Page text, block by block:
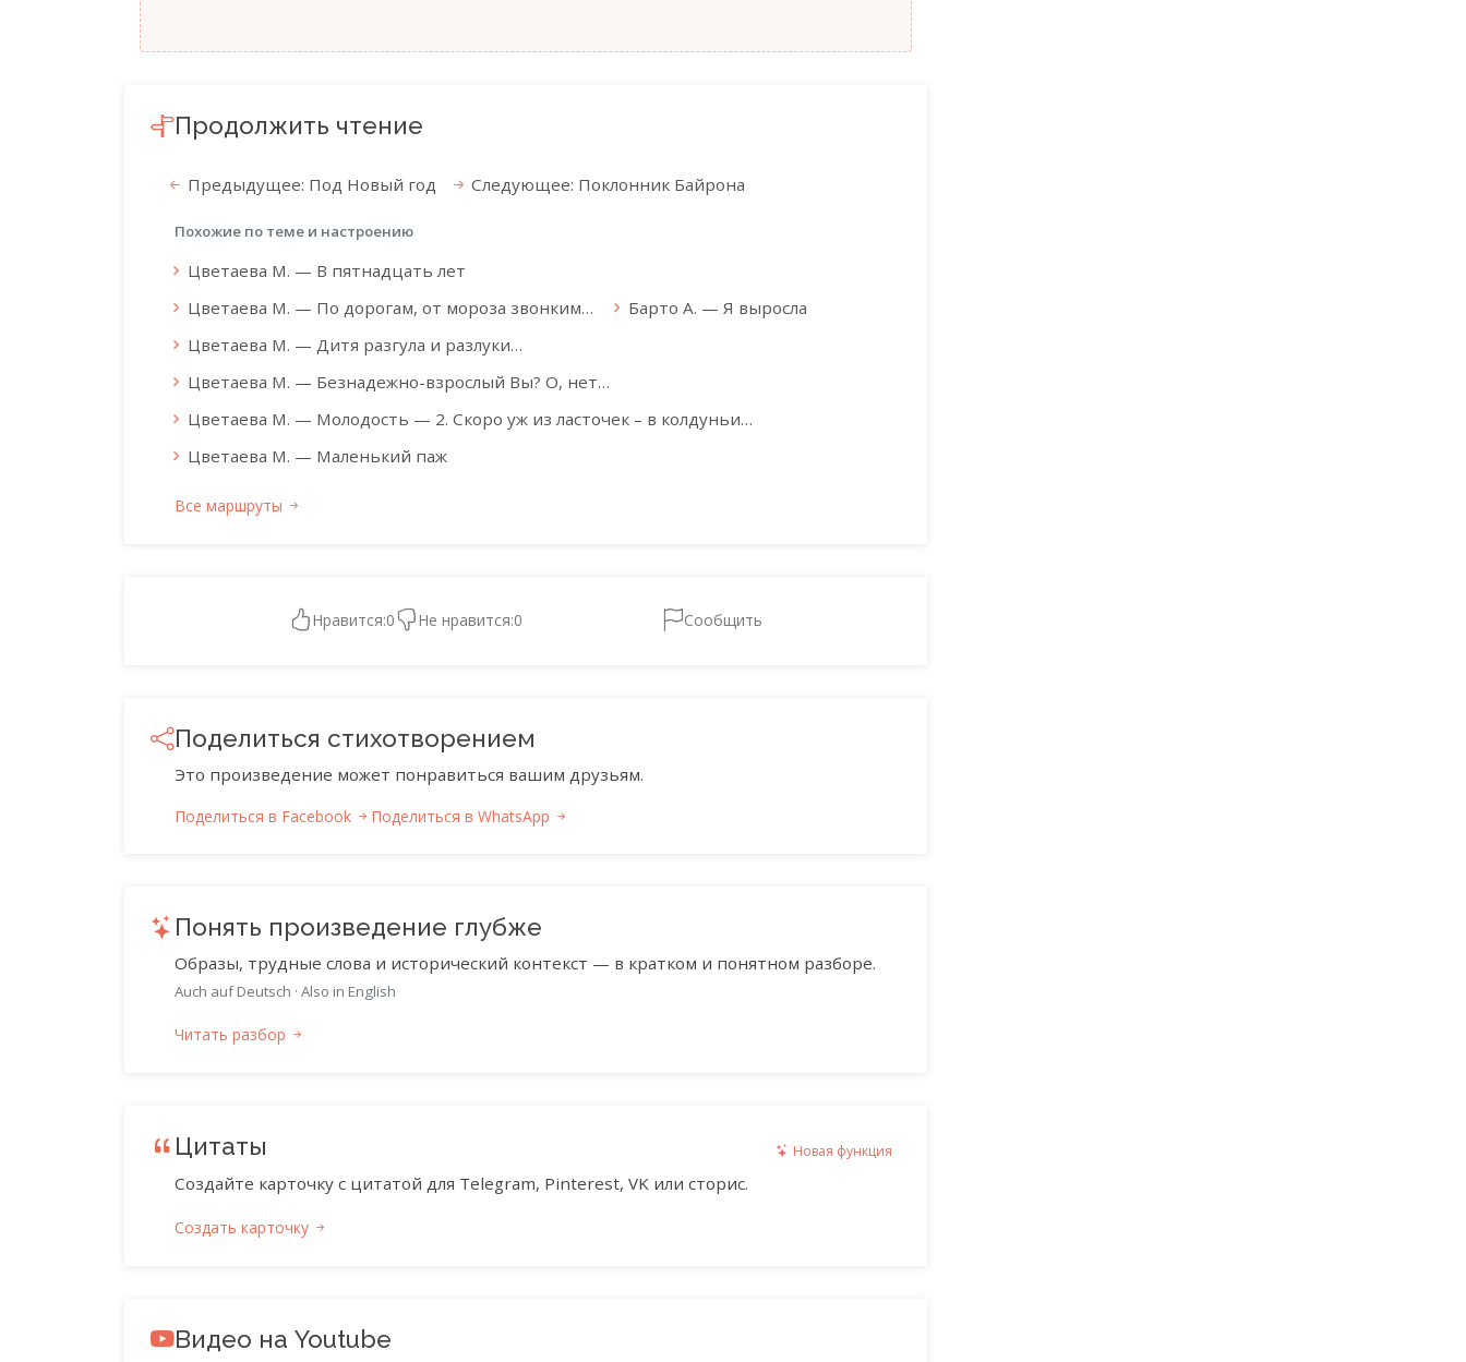
Продолжить чтение
Предыдущее: Под Новый год Следующее: Поклонник Байрона
Похожие по теме и настроению
Цветаева М. — В пятнадцать лет
Цветаева М. — По дорогам, от мороза звонким…
Барто А. — Я выросла
Цветаева М. — Дитя разгула и разлуки…
Цветаева М. — Безнадежно-взрослый Вы? О, нет…
Цветаева М. — Молодость — 2. Скоро уж из ласточек – в колдуньи…
Цветаева М. — Маленький паж
Все маршруты
Нравится:0 Не нравится:0 Сообщить
Поделиться стихотворением
Это произведение может понравиться вашим друзьям.
Поделиться в Facebook Поделиться в WhatsApp
Понять произведение глубже
Образы, трудные слова и исторический контекст — в кратком и понятном разборе.
Auch auf Deutsch · Also in English
Читать разбор
Цитаты Новая функция
Создайте карточку с цитатой для Telegram, Pinterest, VK или сторис.
Создать карточку
Видео на Youtube